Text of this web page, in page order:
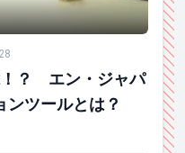
エン・ジャパンのコミュ
！？ エン・ジャパ
ンツールとは？